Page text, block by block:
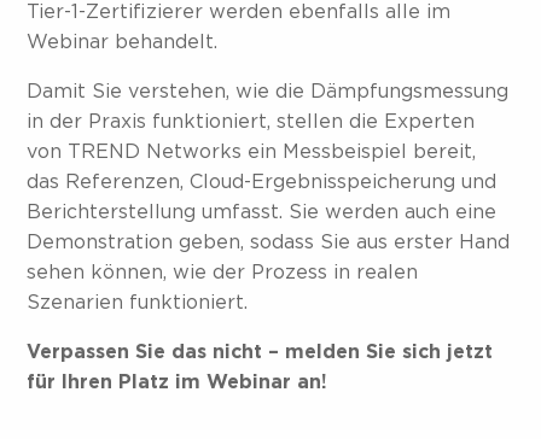
Tier-1-Zertifizierer werden ebenfalls alle im
Webinar behandelt.
Damit Sie verstehen, wie die Dämpfungsmessung
in der Praxis funktioniert, stellen die Experten
von TREND Networks ein Messbeispiel bereit,
das Referenzen, Cloud-Ergebnisspeicherung und
Berichterstellung umfasst. Sie werden auch eine
Demonstration geben, sodass Sie aus erster Hand
sehen können, wie der Prozess in realen
Szenarien funktioniert.
Verpassen Sie das nicht – melden Sie sich jetzt
für Ihren Platz im Webinar an!